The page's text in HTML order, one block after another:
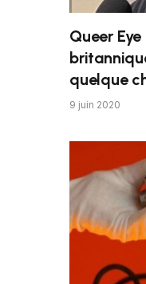
Queer
quelque
9 juin 2020